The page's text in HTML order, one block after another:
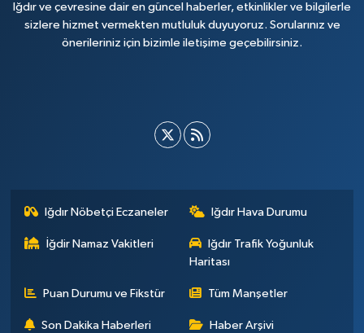
Iğdır ve çevresine dair en güncel haberler, etkinlikler ve bilgilerle
sizlere hizmet vermekten mutluluk duyuyoruz. Sorularınız ve
önerileriniz için bizimle iletişime geçebilirsiniz.
Iğdır Nöbetçi Eczaneler Iğdır Hava Durumu
İğdir Namaz Vakitleri
Iğdır Trafik Yoğunluk
Haritası
Puan Durumu ve Fikstür Tüm Manşetler
Son Dakika Haberleri Haber Arşivi